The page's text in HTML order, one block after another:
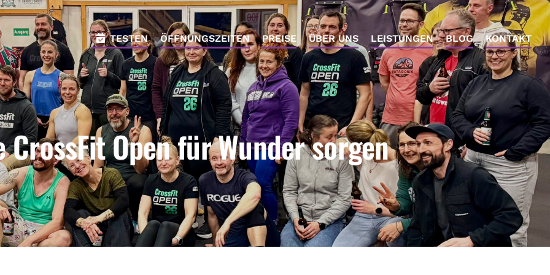
TESTEN ÖFFNUNGSZEITEN PREISE ÜBER UNS LEISTUNGEN BLOG KONTAKT
CrossFit Open für Wunder sorgen